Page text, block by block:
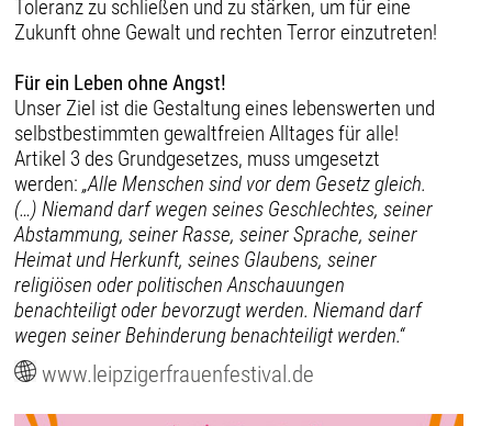
Toleranz zu schließen und zu stärken, um für eine
Zukunft ohne Gewalt und rechten Terror einzutreten!
Für ein Leben ohne Angst!
Unser Ziel ist die Gestaltung eines lebenswerten und
selbstbestimmten gewaltfreien Alltages für alle!
Artikel 3 des Grundgesetzes, muss umgesetzt
werden:„Alle Menschen sind vor dem Gesetz gleich.
(…) Niemand darf wegen seines Geschlechtes, seiner
Abstammung, seiner Rasse, seiner Sprache, seiner
Heimat und Herkunft, seines Glaubens, seiner
religiösen oder politischen Anschauungen
benachteiligt oder bevorzugt werden. Niemand darf
wegen seiner Behinderung benachteiligt werden.“
www.leipzigerfrauenfestival.de